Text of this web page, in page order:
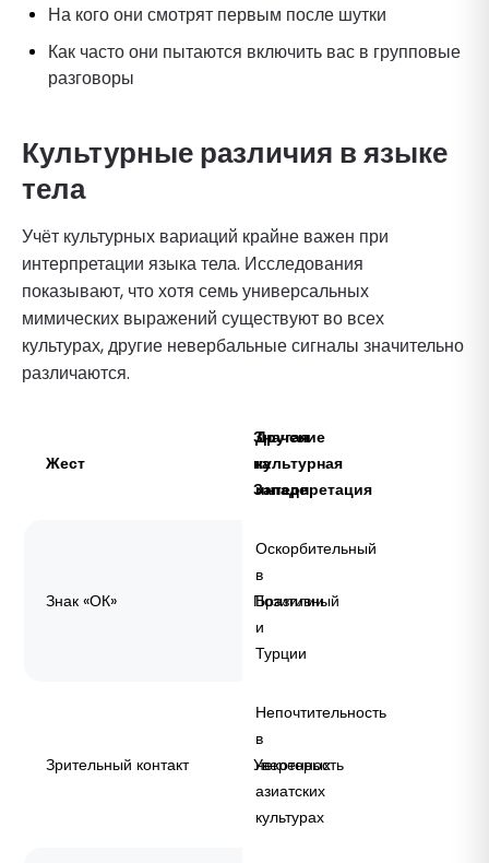
На кого они смотрят первым после шутки
Как часто они пытаются включить вас в групповые
разговоры
Культурные различия в языке
тела
Учёт культурных вариаций крайне важен при
интерпретации языка тела. Исследования
показывают, что хотя семь универсальных
мимических выражений существуют во всех
культурах, другие невербальные сигналы значительно
различаются.
Жест
Значение
на
Западе
Другая
культурная
интерпретация
Знак «ОК» Позитивный
Оскорбительный
в
Бразилии
и
Турции
Зрительный контакт Уверенность
Непочтительность
в
некоторых
азиатских
культурах